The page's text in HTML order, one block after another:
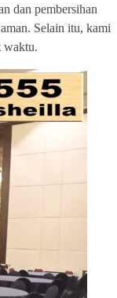
dan pembersihan
Selain itu, kami
waktu.